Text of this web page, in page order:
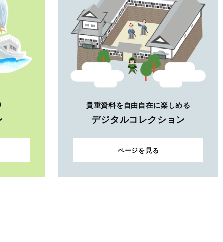
貴重資料を自由自在に楽しめる
デジタルコレクション
ページを見る